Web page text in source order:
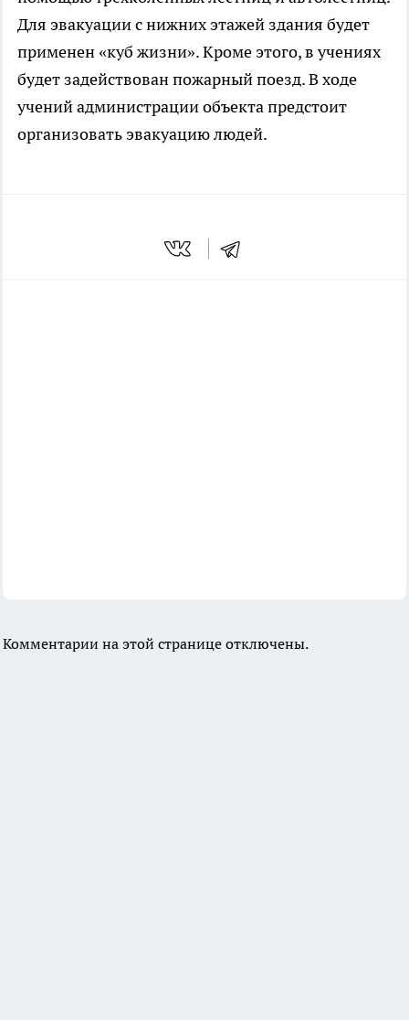
Для эвакуации с нижних этажей здания будет
применен «куб жизни». Кроме этого, в учениях
будет задействован пожарный поезд. В ходе
учений администрации объекта предстоит
организовать эвакуацию людей.
Комментарии на этой странице отключены.